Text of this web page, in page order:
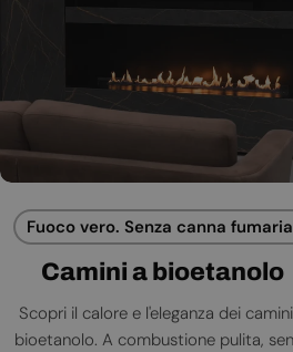
Fuoco vero. Senza canna
Camini a bioetanolo
Scopri il calore e l'eleganza dei
bioetanolo. A combustione pulita,